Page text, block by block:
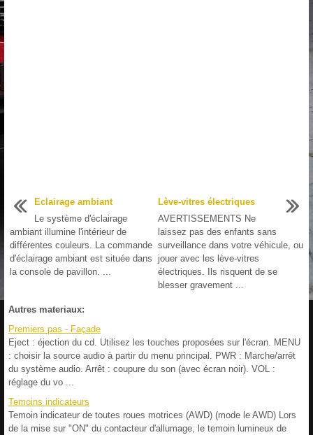
Eclairage ambiant
Le système d'éclairage
ambiant illumine l'intérieur de
différentes couleurs. La commande
d'éclairage ambiant est située dans
la console de pavillon. ...
Lève-vitres électriques
AVERTISSEMENTS Ne
laissez pas des enfants sans
surveillance dans votre véhicule, ou
jouer avec les lève-vitres
électriques. Ils risquent de se
blesser gravement ...
Autres materiaux:
Premiers pas - Façade
Eject : éjection du cd. Utilisez les touches proposées sur l'écran. MENU
: choisir la source audio à partir du menu principal. PWR : Marche/arrêt
du système audio. Arrêt : coupure du son (avec écran noir). VOL :
réglage du vo ...
Temoins indicateurs
Temoin indicateur de toutes roues motrices (AWD) (mode le AWD) Lors
de la mise sur "ON" du contacteur d'allumage, le temoin lumineux de